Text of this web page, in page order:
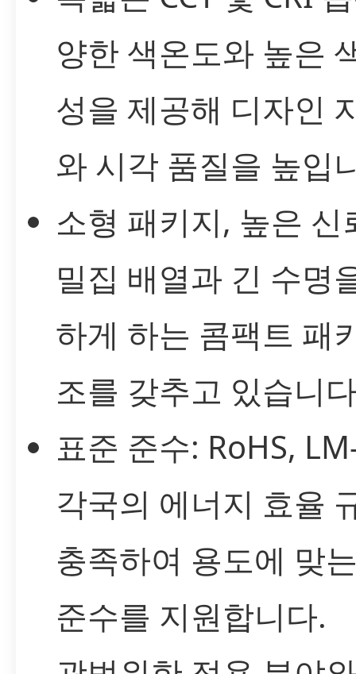
양한 색온도와 높은
성을 제공해 디자인
와 시각 품질을 높입
소형 패키지, 높은 신
밀집 배열과 긴 수명
하게 하는 콤팩트 패
조를 갖추고 있습니
표준 준수: RoHS,
각국의 에너지 효율
충족하여 용도에 맞
준수를 지원합니다.